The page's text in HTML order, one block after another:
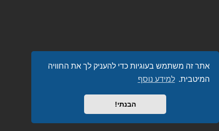
אתר זה משתמש בעוגיות כדי להעניק לך את החוויה
המיטבית. למידע נוסף
הבנתי!